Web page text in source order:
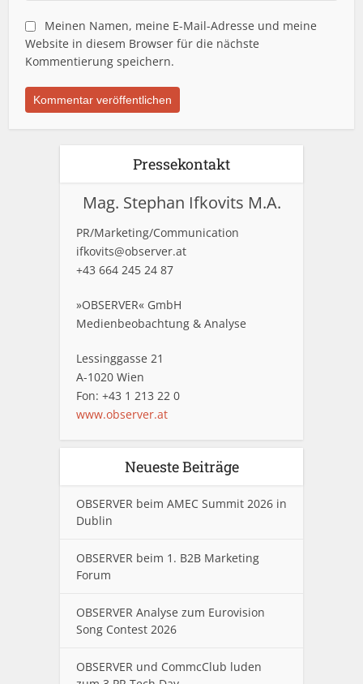
Meinen Namen, meine E-Mail-Adresse und meine
Website in diesem Browser für die nächste
Kommentierung speichern.
Pressekontakt
Mag. Stephan Ifkovits M.A.
PR/Marketing/Communication
ifkovits@observer.at
+43 664 245 24 87
»OBSERVER« GmbH
Medienbeobachtung & Analyse
Lessinggasse 21
A-1020 Wien
Fon: +43 1 213 22 0
www.observer.at
Neueste Beiträge
OBSERVER beim AMEC Summit 2026 in
Dublin
OBSERVER beim 1. B2B Marketing
Forum
OBSERVER Analyse zum Eurovision
Song Contest 2026
OBSERVER und CommcClub luden